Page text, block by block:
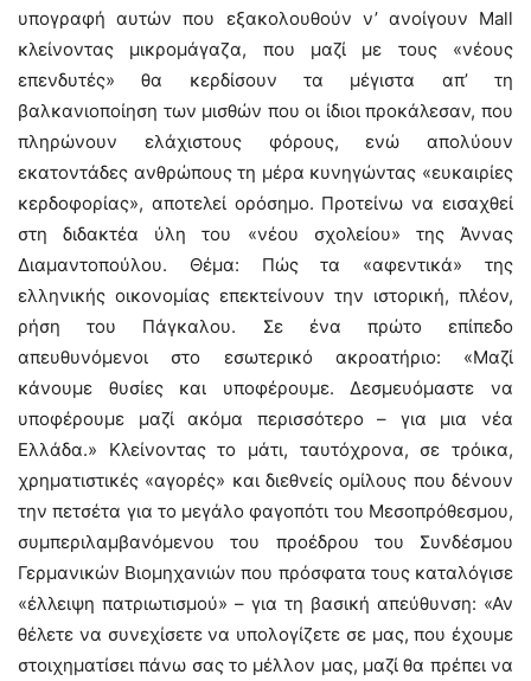
υπογραφή αυτών που εξακολουθούν ν’ ανοίγουν Mall
κλείνοντας μικρομάγαζα, που μαζί με τους «νέους
επενδυτές» θα κερδίσουν τα μέγιστα απ’ τη
βαλκανιοποίηση των μισθών που οι ίδιοι προκάλεσαν, που
πληρώνουν ελάχιστους φόρους, ενώ απολύουν
εκατοντάδες ανθρώπους τη μέρα κυνηγώντας «ευκαιρίες
κερδοφορίας», αποτελεί ορόσημο. Προτείνω να εισαχθεί
στη διδακτέα ύλη του «νέου σχολείου» της Άννας
Διαμαντοπούλου. Θέμα: Πώς τα «αφεντικά» της
ελληνικής οικονομίας επεκτείνουν την ιστορική, πλέον,
ρήση του Πάγκαλου. Σε ένα πρώτο επίπεδο
απευθυνόμενοι στο εσωτερικό ακροατήριο: «Μαζί
κάνουμε θυσίες και υποφέρουμε. Δεσμευόμαστε να
υποφέρουμε μαζί ακόμα περισσότερο – για μια νέα
Ελλάδα.» Κλείνοντας το μάτι, ταυτόχρονα, σε τρόικα,
χρηματιστικές «αγορές» και διεθνείς ομίλους που δένουν
την πετσέτα για το μεγάλο φαγοπότι του Μεσοπρόθεσμου,
συμπεριλαμβανόμενου του προέδρου του Συνδέσμου
Γερμανικών Βιομηχανιών που πρόσφατα τους καταλόγισε
«έλλειψη πατριωτισμού» – για τη βασική απεύθυνση: «Αν
θέλετε να συνεχίσετε να υπολογίζετε σε μας, που έχουμε
στοιχηματίσει πάνω σας το μέλλον μας, μαζί θα πρέπει να